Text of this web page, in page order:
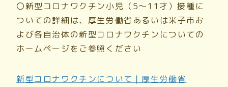
〇新型コロナワクチン小児（ 5～11才 ）接種に
ついての詳細は、厚生労働省あるいは米子市お
よび各自治体の新型コロナワクチンについての
ホームページをご参照ください
新型コロナワクチンについて｜厚生労働省